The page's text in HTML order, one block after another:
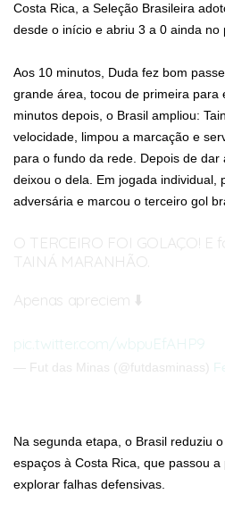
Costa Rica, a Seleção Brasileira
desde o início e abriu 3 a 0 ainda no
Aos 10 minutos, Duda fez bom
grande área, tocou de primeira para
minutos depois, o Brasil ampliou:
velocidade, limpou a marcação e
para o fundo da rede. Depois de dar
deixou o dela. Em jogada individual,
adversária e marcou o terceiro gol
O TERCEIRO FOI GOLAÇO! E
TAINÁ MARANHÃO.
Apenas apreciem ⬇️
pic.twitter.com/wbpuEfAHP9
— Fut das Minas (@futdasminass)
Na segunda etapa, o Brasil reduziu
espaços à Costa Rica, que passou
explorar falhas defensivas.